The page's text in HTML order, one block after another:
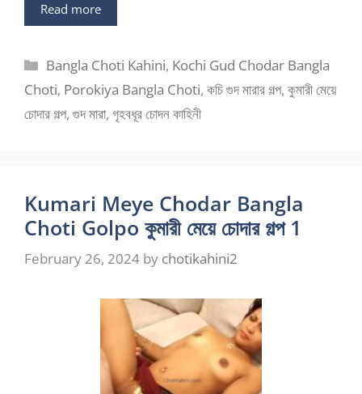
Read more
Categories
Bangla Choti Kahini, Kochi Gud Chodar Bangla
Choti, Porokiya Bangla Choti, কচি গুদ মারার গল্প, কুমারী মেয়ে
চোদার গল্প, গুদ মারা, গৃহবধূর চোদন কাহিনী
Kumari Meye Chodar Bangla
Choti Golpo কুমারী মেয়ে চোদার গল্প 1
February 26, 2024 by chotikahini2